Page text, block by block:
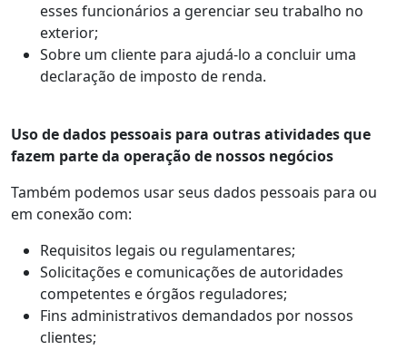
esses funcionários a gerenciar seu trabalho no
exterior;
Sobre um cliente para ajudá-lo a concluir uma
declaração de imposto de renda.
Uso de dados pessoais para outras atividades que
fazem parte da operação de nossos negócios
Também podemos usar seus dados pessoais para ou
em conexão com:
Requisitos legais ou regulamentares;
Solicitações e comunicações de autoridades
competentes e órgãos reguladores;
Fins administrativos demandados por nossos
clientes;